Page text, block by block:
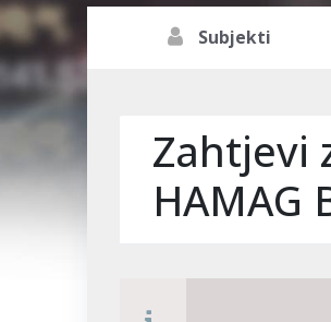
Subjekti
Zahtjevi
HAMAG